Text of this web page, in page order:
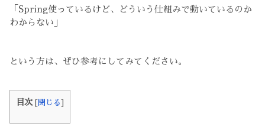
「Spring使っているけど、どういう仕組みで動いているのか
わからない」
という方は、ぜひ参考にしてみてください。
目次 [閉じる]